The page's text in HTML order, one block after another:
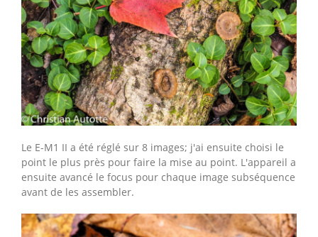
Le E-M1 II a été réglé sur 8 images; j'ai ensuite choisi le
point le plus près pour faire la mise au point. L'appareil a
ensuite avancé le focus pour chaque image subséquence
avant de les assembler.